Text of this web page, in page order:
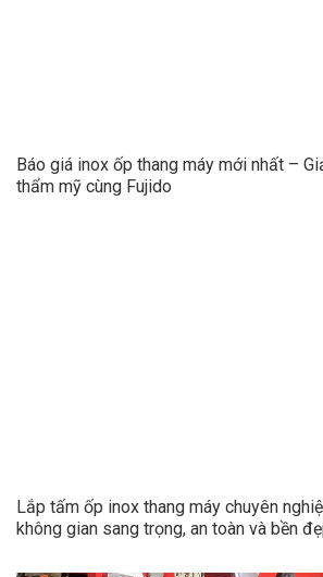
Báo giá inox ốp thang máy mới nhất –
thẩm mỹ cùng Fujido
Lắp tấm ốp inox thang máy chuyên
không gian sang trọng, an toàn và bền